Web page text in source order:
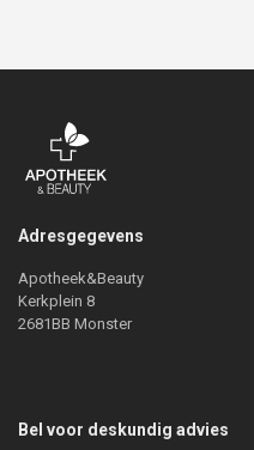
Adresgegevens
Apotheek&Beauty
Kerkplein 8
2681BB Monster
Bel voor deskundig advies